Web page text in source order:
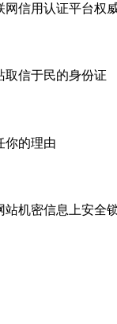
网信用认证平台权
取信于民的身份证
你的理由
站机密信息上安全